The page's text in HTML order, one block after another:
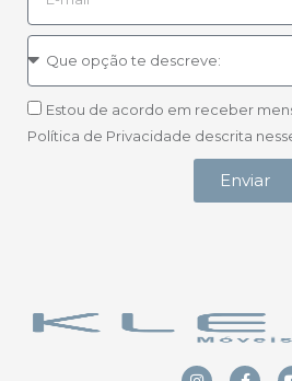
Estou de acordo em receber
Política de Privacidade descrita
Enviar